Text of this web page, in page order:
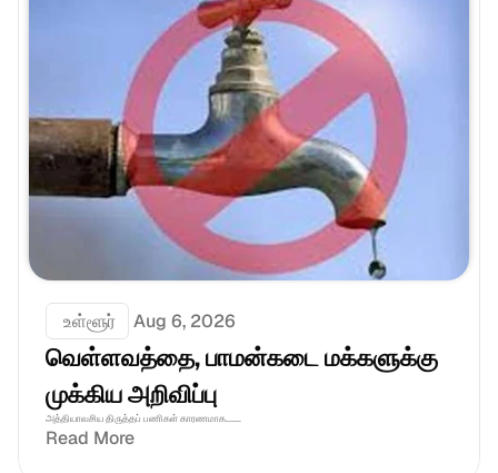
உள்ளூர் Aug 6, 2026
வெள்ளவத்தை, பாமன்கடை மக்களுக்கு
முக்கிய அறிவிப்பு
அத்தியாவசிய திருத்தப் பணிகள் காரணமாக.......
Read More